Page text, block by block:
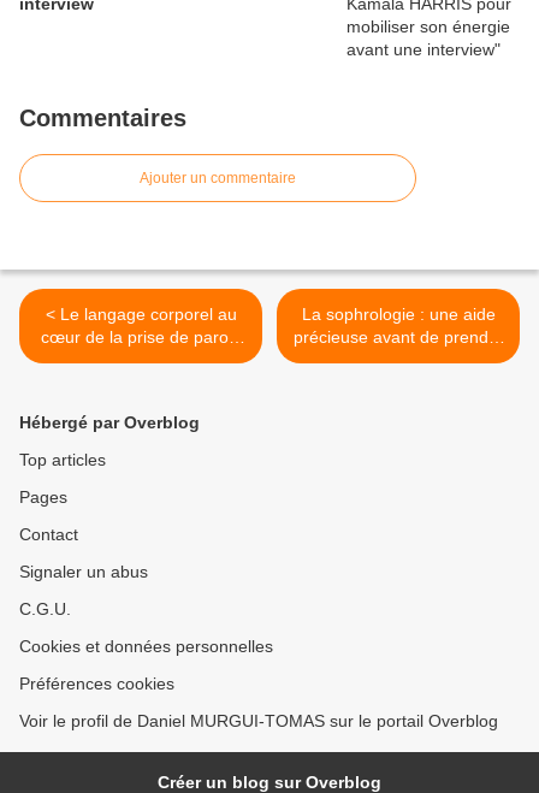
Commentaires
Ajouter un commentaire
< Le langage corporel au
cœur de la prise de parole
en public
La sophrologie : une aide
précieuse avant de prendre
la parole >
Hébergé par Overblog
Top articles
Pages
Contact
Signaler un abus
C.G.U.
Cookies et données personnelles
Préférences cookies
Voir le profil de Daniel MURGUI-TOMAS sur le portail Overblog
Créer un blog sur Overblog